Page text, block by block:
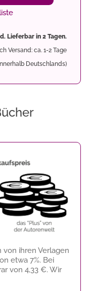
Lieferbar in 2 Tagen.
Versand: ca. 1-2 Tage
Deutschlands)
ihren Verlagen
etwa 7%. Bei
von 4,33 €. Wir